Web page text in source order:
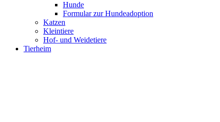
Hunde
Formular zur Hundeadoption
Katzen
Kleintiere
Hof- und Weidetiere
Tierheim